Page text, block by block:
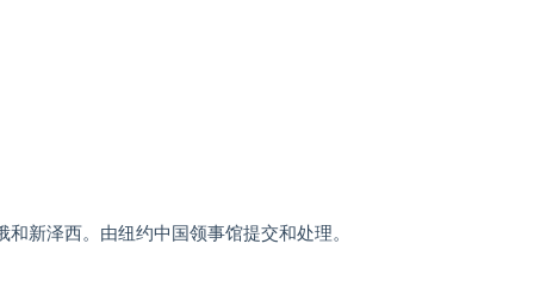
新泽西。由纽约中国领事馆提交和处理。